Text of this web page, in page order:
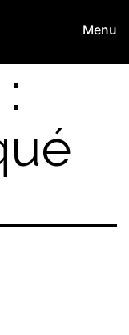
Menu